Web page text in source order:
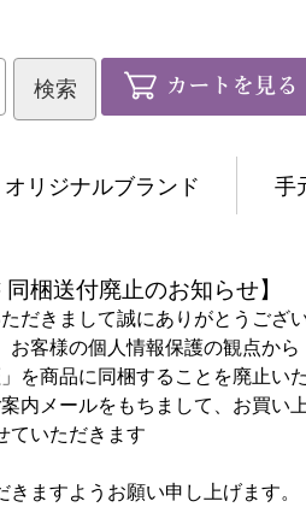
オリジナルブランド 手
同梱送付廃止のお知らせ】
だきまして誠にありがとうござい
お客様の個人情報保護の観点から
を商品に同梱することを廃止い
内メールをもちまして、お買い
ていただきます
きますようお願い申し上げます。